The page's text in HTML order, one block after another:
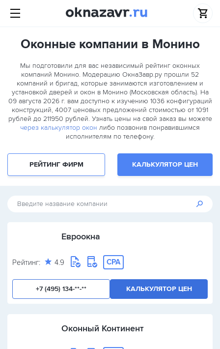
Оконные компании в Монино
Мы подготовили для вас независимый рейтинг оконных
компаний Монино. Модерацию ОкнаЗавр.ру прошли 52
компаний и бригад, которые занимаются изготовлением и
установкой дверей и окон в Монино (Московская область). На
09 августа 2026 г. вам доступно к изучению 1036 конфигураций
конструкций, 4007 ценовых предложений стоимостью от 1091
рублей до 211950 рублей. Узнать цены на свой заказ вы можете
через калькулятор окон либо позвонив понравившимся
исполнителям по телефону.
РЕЙТИНГ ФИРМ КАЛЬКУЛЯТОР ЦЕН
Евроокна
Рейтинг: 4.9 CPA
+7 (495) 134-**-** КАЛЬКУЛЯТОР ЦЕН
Оконный Континент